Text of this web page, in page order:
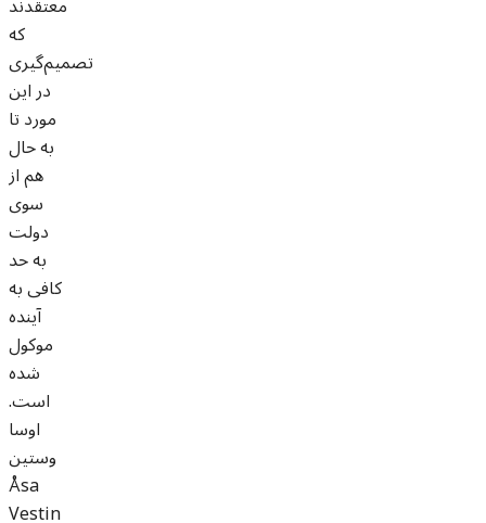
که
تصمیم‌گیری
در این
مورد تا
به حال
هم از
سوی
دولت
به حد
کافی به
آینده
موکول
شده
است.
اوسا
وستین
Åsa
Vestin